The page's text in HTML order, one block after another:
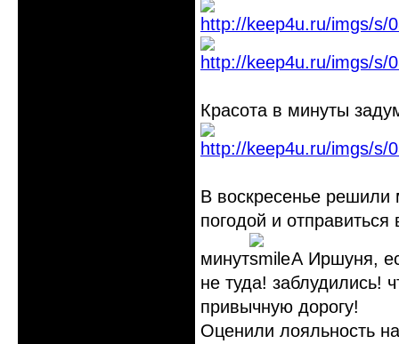
Красота в минуты
В воскресенье решили
погодой и
минут
А Иршуня,
не туда! заблудились!
привычную дорогу!
Оценили лояльность